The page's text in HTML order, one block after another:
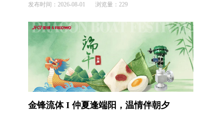
发布时间： 2026-08-01 浏览量： 229
金锋流体 I 仲夏逢端阳，温情伴朝夕